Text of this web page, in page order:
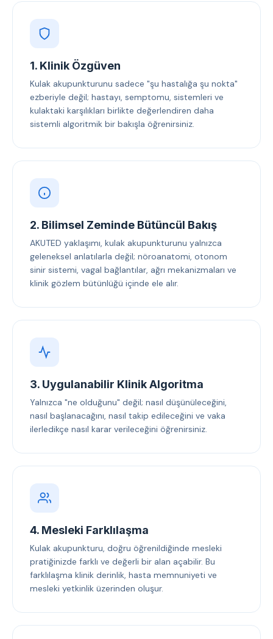
1. Klinik Özgüven
Kulak akupunkturunu sadece "şu hastalığa şu nokta"
ezberiyle değil; hastayı, semptomu, sistemleri ve
kulaktaki karşılıkları birlikte değerlendiren daha
sistemli algoritmik bir bakışla öğrenirsiniz.
2. Bilimsel Zeminde Bütüncül Bakış
AKUTED yaklaşımı, kulak akupunkturunu yalnızca
geleneksel anlatılarla değil; nöroanatomi, otonom
sinir sistemi, vagal bağlantılar, ağrı mekanizmaları ve
klinik gözlem bütünlüğü içinde ele alır.
3. Uygulanabilir Klinik Algoritma
Yalnızca "ne olduğunu" değil; nasıl düşünüleceğini,
nasıl başlanacağını, nasıl takip edileceğini ve vaka
ilerledikçe nasıl karar verileceğini öğrenirsiniz.
4. Mesleki Farklılaşma
Kulak akupunkturu, doğru öğrenildiğinde mesleki
pratiğinizde farklı ve değerli bir alan açabilir. Bu
farklılaşma klinik derinlik, hasta memnuniyeti ve
mesleki yetkinlik üzerinden oluşur.